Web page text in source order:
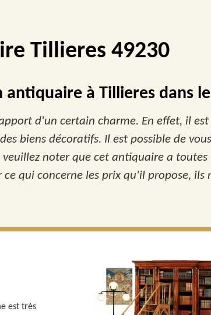
Tillieres 49230
à Tillieres dans
d'un certain charme. En effet, il
biens décoratifs. Il est possible de
noter que cet antiquaire a
qui concerne les prix qu'il propose,
est très